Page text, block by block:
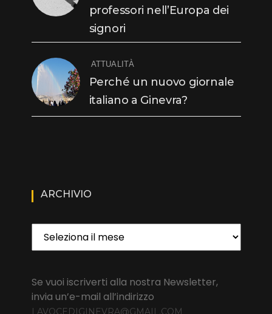
professori nell’Europa dei
signori
ATTUALITÀ
Perché un nuovo giornale
italiano a Ginevra?
ARCHIVIO
Archivio
Se vuoi iscriverti alla nostra Newsletter,
invia un’e-mail all’indirizzo
LAVOCEDIGINEVRA@GMAIL.COM